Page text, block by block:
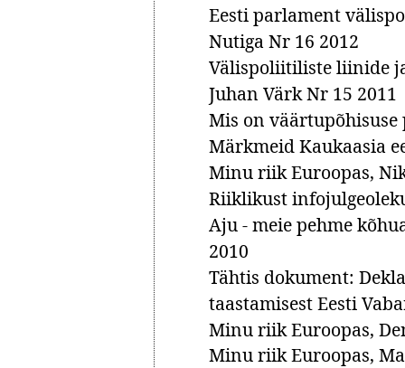
Eesti parlament
Nutiga Nr 16 2012
Välispoliitiliste liinide
Juhan Värk Nr 15 2011
Mis on väärtupõhisuse
Märkmeid Kaukaasia
Minu riik Euroopas,
Riiklikust
Aju - meie pehme
2010
Tähtis dokument:
taastamisest Eesti
Minu riik Euroopas,
Minu riik Euroopas,